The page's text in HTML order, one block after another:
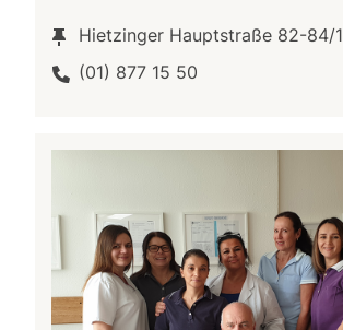
Hietzinger Hauptstraße 82-84/1
(01) 877 15 50